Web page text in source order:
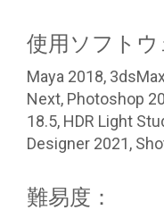
使用ソフトウ
Maya 2018,
Next, Photoshop
18.5, HDR Light
Designer 2021,
難易度：